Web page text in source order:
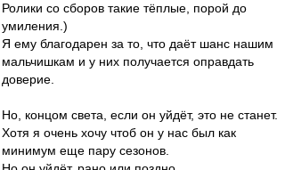
Ролики со сборов такие тёплые, порой до
умиления.)
Я ему благодарен за то, что даёт шанс нашим
мальчишкам и у них получается оправдать
доверие.
Но, концом света, если он уйдёт, это не станет.
Хотя я очень хочу чтоб он у нас был как
минимум еще пару сезонов.